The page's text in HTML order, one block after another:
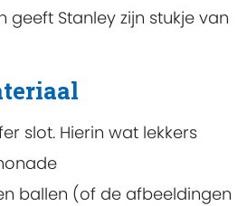
geeft Stanley zijn stukje van
slot. Hierin wat lekkers
ballen (of de afbeeldingen